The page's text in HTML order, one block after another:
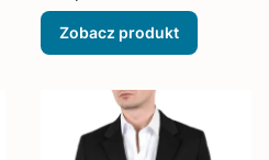
Zobacz produkt